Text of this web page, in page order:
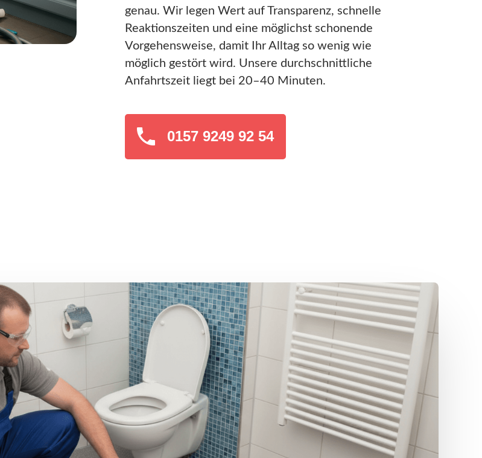
genau. Wir legen Wert auf Transparenz, schnelle
Reaktionszeiten und eine möglichst schonende
Vorgehensweise, damit Ihr Alltag so wenig wie
möglich gestört wird. Unsere durchschnittliche
Anfahrtszeit liegt bei 20–40 Minuten.
0157 9249 92 54